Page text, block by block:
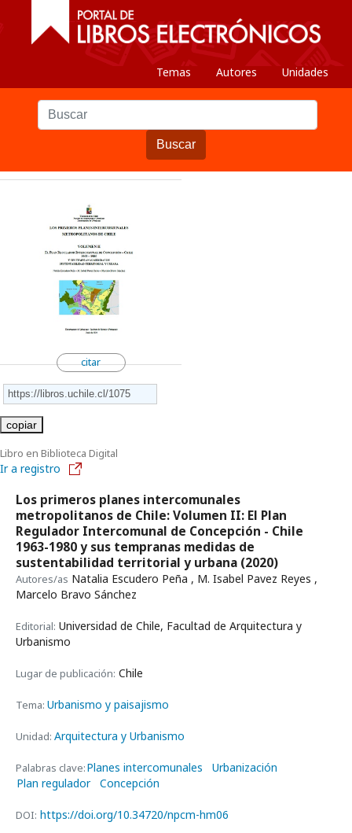
Temas Autores Unidades
Buscar
citar
copiar
Libro en Biblioteca Digital
Ir a registro
Los primeros planes intercomunales
metropolitanos de Chile: Volumen II: El Plan
Regulador Intercomunal de Concepción - Chile
1963-1980 y sus tempranas medidas de
sustentabilidad territorial y urbana (2020)
Autores/as Natalia Escudero Peña , M. Isabel Pavez Reyes ,
Marcelo Bravo Sánchez
Editorial: Universidad de Chile, Facultad de Arquitectura y
Urbanismo
Lugar de publicación: Chile
Tema: Urbanismo y paisajismo
Unidad: Arquitectura y Urbanismo
Palabras clave:Planes intercomunales
Urbanización
Plan regulador
Concepción
DOI: https://doi.org/10.34720/npcm-hm06